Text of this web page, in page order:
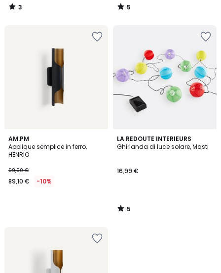
3
/
5
/
AM.PM
Applique semplice in ferro,
HENRIO
99,00 €
89,10 € -10%
LA REDOUTE INTERIEURS
Ghirlanda di luce solare, Masti
16,99 €
5
/
5
/